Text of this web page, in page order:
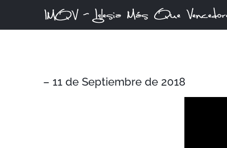
content
– 11 de Septiembre de 2018